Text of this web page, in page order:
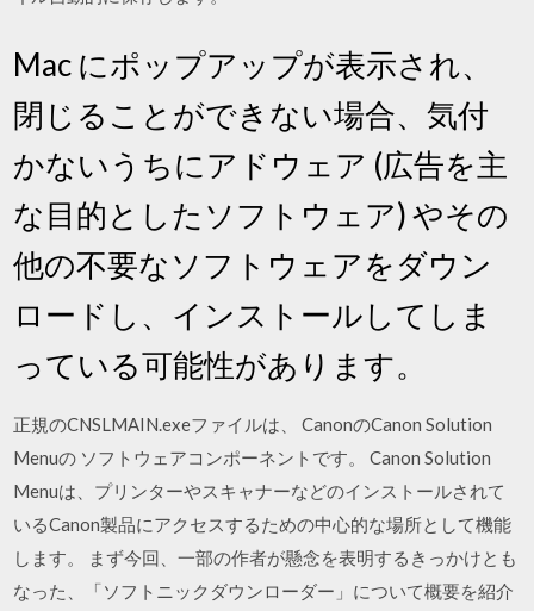
Mac にポップアップが表示され、
閉じることができない場合、気付
かないうちにアドウェア (広告を主
な目的としたソフトウェア) やその
他の不要なソフトウェアをダウン
ロードし、インストールしてしま
っている可能性があります。
正規のCNSLMAIN.exeファイルは、 CanonのCanon Solution
Menuの ソフトウェアコンポーネントです。 Canon Solution
Menuは、プリンターやスキャナーなどのインストールされて
いるCanon製品にアクセスするための中心的な場所として機能
します。 まず今回、一部の作者が懸念を表明するきっかけとも
なった、「ソフトニックダウンローダー」について概要を紹介